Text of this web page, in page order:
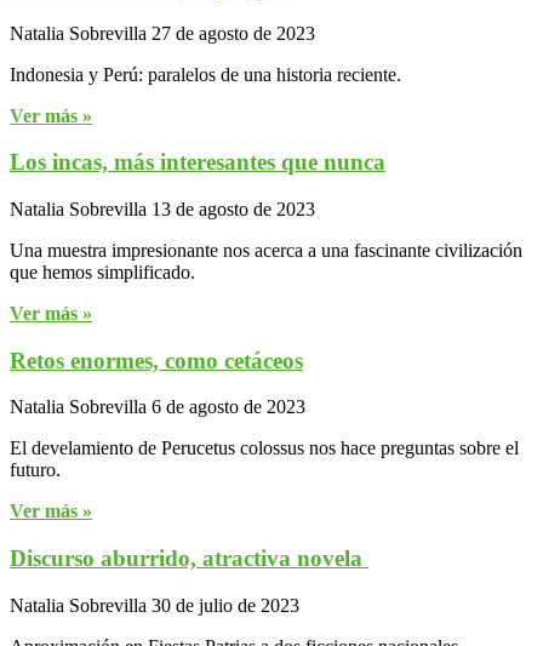
Natalia Sobrevilla 27 de agosto de 2023
Indonesia y Perú: paralelos de una historia reciente.
Ver más »
Los incas, más interesantes que nunca
Natalia Sobrevilla 13 de agosto de 2023
Una muestra impresionante nos acerca a una fascinante civilización
que hemos simplificado.
Ver más »
Retos enormes, como cetáceos
Natalia Sobrevilla 6 de agosto de 2023
El develamiento de Perucetus colossus nos hace preguntas sobre el
futuro.
Ver más »
Discurso aburrido, atractiva novela
Natalia Sobrevilla 30 de julio de 2023